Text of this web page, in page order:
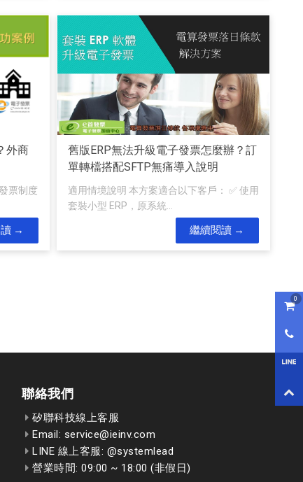
購
0
回
外商
票制度
舊版ERP無法升級電子發票怎麼辦？訂
單轉檔搭配SFTP無痛導入說明
適用情境說明 本方案適合以下客戶： ✅ 使用
套裝小型 ERP，原系統...
繼續閱讀
聯絡我們
矽聯科技線上客服
Email: service@ieinv.com
LINE 線上客服: @systemlead
營業時間: 09:00 ~ 18:00 (非假日)